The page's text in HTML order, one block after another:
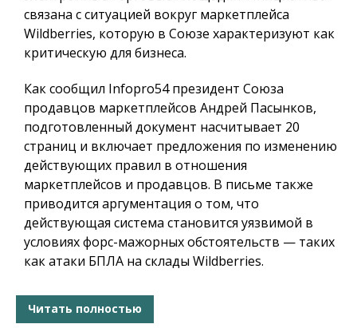
связана с ситуацией вокруг маркетплейса
Wildberries, которую в Союзе характеризуют как
критическую для бизнеса.
Как сообщил Infopro54президент Союза
продавцов маркетплейсов Андрей Пасынков,
подготовленный документ насчитывает 20
страниц и включает предложения по изменению
действующих правил в отношения
маркетплейсов и продавцов. В письме также
приводится аргументация о том, что
действующая система становится уязвимой в
условиях форс-мажорных обстоятельств — таких
как атаки БПЛА на склады Wildberries.
Читать полностью